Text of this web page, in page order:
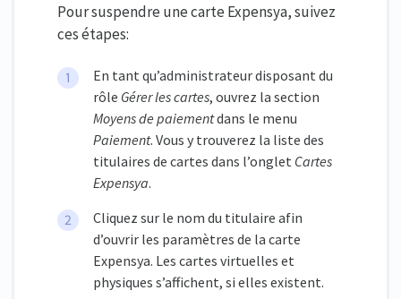
Pour suspendre une carte Expensya, suivez
ces étapes:
En tant qu’administrateur disposant du
rôle Gérer les cartes, ouvrez la section
Moyens de paiementdans le menu
Paiement. Vous y trouverez la liste des
titulaires de cartes dans l’onglet Cartes
Expensya.
Cliquez sur le nom du titulaire afin
d’ouvrir les paramètres de la carte
Expensya. Les cartes virtuelles et
physiques s’affichent, si elles existent.